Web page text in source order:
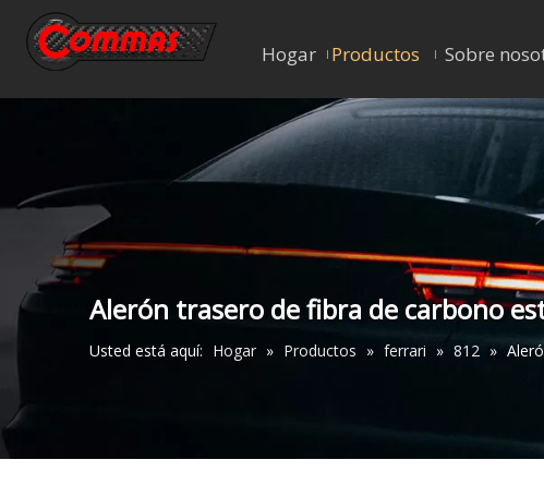
Hogar Productos Sobre
Alerón trasero de fibra de carbono
Usted está aquí: Hogar » Productos » ferrari » 812 »